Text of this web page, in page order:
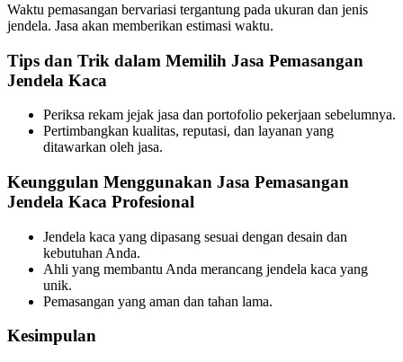
Waktu pemasangan bervariasi tergantung pada ukuran dan jenis
jendela. Jasa akan memberikan estimasi waktu.
Tips dan Trik dalam Memilih Jasa Pemasangan
Jendela Kaca
Periksa rekam jejak jasa dan portofolio pekerjaan sebelumnya.
Pertimbangkan kualitas, reputasi, dan layanan yang
ditawarkan oleh jasa.
Keunggulan Menggunakan Jasa Pemasangan
Jendela Kaca Profesional
Jendela kaca yang dipasang sesuai dengan desain dan
kebutuhan Anda.
Ahli yang membantu Anda merancang jendela kaca yang
unik.
Pemasangan yang aman dan tahan lama.
Kesimpulan